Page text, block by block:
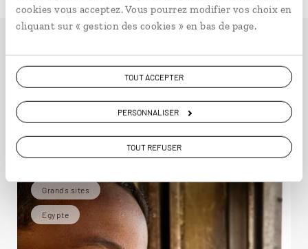
cookies vous acceptez. Vous pourrez modifier vos choix en
cliquant sur « gestion des cookies » en bas de page.
TOUT ACCEPTER
PERSONNALISER
TOUT REFUSER
Idées de voyage en
Egypte
Grands sites
Egypte